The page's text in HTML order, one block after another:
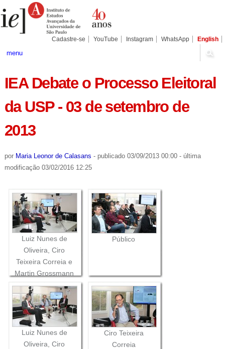
para
conteúdo.
Pessoais
Cadastre-se YouTube Instagram WhatsApp English
menu
IEA Debate o Processo Eleitoral
da USP - 03 de setembro de
2013
por Maria Leonor de Calasans - publicado03/09/2013 00:00 - última
modificação03/02/2016 12:25
Luiz Nunes de
Oliveira, Ciro
Teixeira Correia e
Martin Grossmann
Público
Luiz Nunes de
Oliveira, Ciro
Ciro Teixeira
Correia